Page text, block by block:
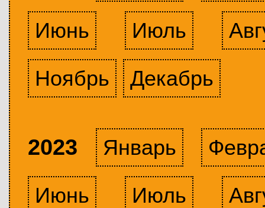
Июнь
Июль
Ноябрь
Декабрь
2023 Январь
Июнь
Июль